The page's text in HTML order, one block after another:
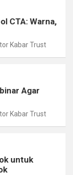
CTA: Warna,
Kabar Trust
Agar
Kabar Trust
untuk